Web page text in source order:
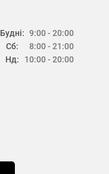
Будні:
Сб:
Нд:
9:00 - 20:00
8:00 - 21:00
10:00 - 20:00